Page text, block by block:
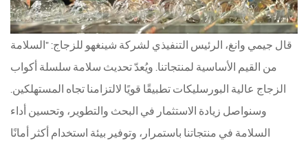
قال جيمي وانغ، الرئيس التنفيذي لشركة شينغهو للزجاج: "السلامة
من القيم الأساسية لمنتجاتنا. ويُعدّ تحديث سلامة سلسلة أكواب
الزجاج عالية البورسليكات تطبيقًا قويًا لالتزامنا تجاه المستهلكين.
وسنواصل زيادة الاستثمار في البحث والتطوير، وتحسين أداء
السلامة في منتجاتنا باستمرار، وتوفير بيئة استخدام أكثر أمانًا